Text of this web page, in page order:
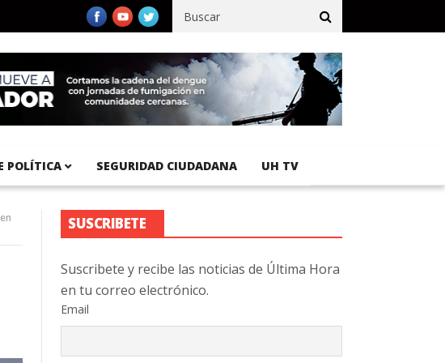
del Pacífico registra 92 % de avance en obras de terracería
POLÍTICA SEGURIDAD CIUDADANA UH TV
SUSCRIBETE
Suscribete y recibe las noticias de Última Hora
en tu correo electrónico.
Email